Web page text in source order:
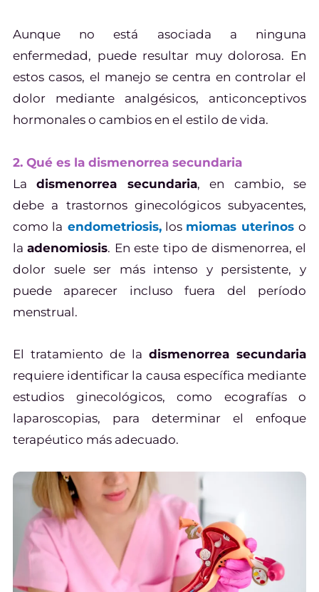
Aunque no está asociada a ninguna
enfermedad, puede resultar muy dolorosa. En
estos casos, el manejo se centra en controlar el
dolor mediante analgésicos, anticonceptivos
hormonales o cambios en el estilo de vida.
2. Qué es la dismenorrea secundaria
Ladismenorrea secundaria, en cambio, se
debe a trastornos ginecológicos subyacentes,
como la endometriosis,los miomas uterinoso
laadenomiosis. En este tipo de dismenorrea, el
dolor suele ser más intenso y persistente, y
puede aparecer incluso fuera del período
menstrual.
El tratamiento de la dismenorrea secundaria
requiere identificar la causa específica mediante
estudios ginecológicos, como ecografías o
laparoscopias, para determinar el enfoque
terapéutico más adecuado.